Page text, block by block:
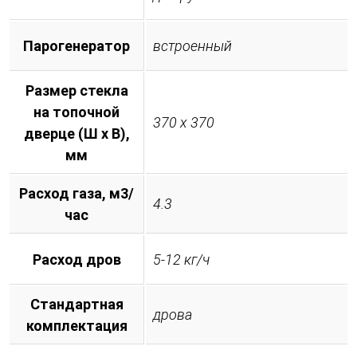
Парогенератор встроенный
Размер стекла
на топочной
дверце (Ш х В),
мм
370 х 370
Расход газа, м3/
час
4.3
Расход дров 5-12 кг/ч
Стандартная
комплектация
дрова